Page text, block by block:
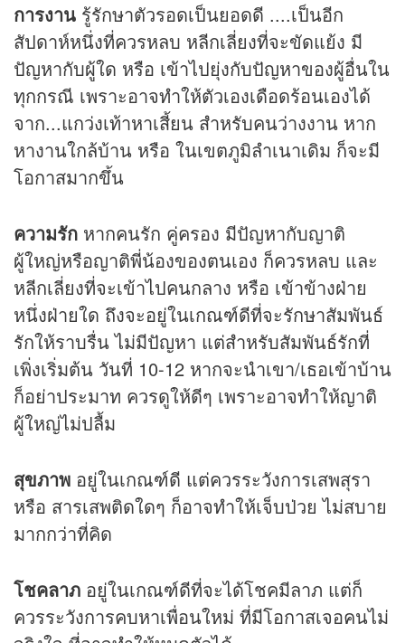
การงาน รู้รักษาตัวรอดเป็นยอดดี ....เป็นอีก
สัปดาห์หนึ่งที่ควรหลบ หลีกเลี่ยงที่จะขัดแย้ง มี
ปัญหากับผู้ใด หรือ เข้าไปยุ่งกับปัญหาของผู้อื่นใน
ทุกกรณี เพราะอาจทำให้ตัวเองเดือดร้อนเองได้
จาก...แกว่งเท้าหาเสี้ยน สำหรับคนว่างงาน หาก
หางานใกล้บ้าน หรือ ในเขตภูมิลำเนาเดิม ก็จะมี
โอกาสมากขึ้น
ความรัก หากคนรัก คู่ครอง มีปัญหากับญาติ
ผู้ใหญ่หรือญาติพี่น้องของตนเอง ก็ควรหลบ และ
หลีกเลี่ยงที่จะเข้าไปคนกลาง หรือ เข้าข้างฝ่าย
หนึ่งฝ่ายใด ถึงจะอยู่ในเกณฑ์ดีที่จะรักษาสัมพันธ์
รักให้ราบรื่น ไม่มีปัญหา แต่สำหรับสัมพันธ์รักที่
เพิ่งเริ่มต้น วันที่ 10-12 หากจะนำเขา/เธอเข้าบ้าน
ก็อย่าประมาท ควรดูให้ดีๆ เพราะอาจทำให้ญาติ
ผู้ใหญ่ไม่ปลื้ม
สุขภาพ อยู่ในเกณฑ์ดี แต่ควรระวังการเสพสุรา
หรือ สารเสพติดใดๆ ก็อาจทำให้เจ็บป่วย ไม่สบาย
มากกว่าที่คิด
โชคลาภ อยู่ในเกณฑ์ดีที่จะได้โชคมีลาภ แต่ก็
ควรระวังการคบหาเพื่อนใหม่ ที่มีโอกาสเจอคนไม่